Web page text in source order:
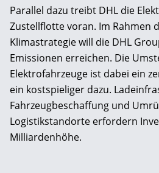
Parallel dazu treibt DHL die
Zustellflotte voran. Im Rahmen
Klimastrategie will die DHL
Emissionen erreichen. Die
Elektrofahrzeuge ist dabei ein
ein kostspieliger dazu.
Fahrzeugbeschaffung und
Logistikstandorte erfordern
Milliardenhöhe.